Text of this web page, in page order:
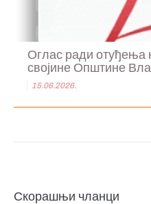
Оглас ради отуђења
својине Општине
15.06.2026.
Скорашњи чланци